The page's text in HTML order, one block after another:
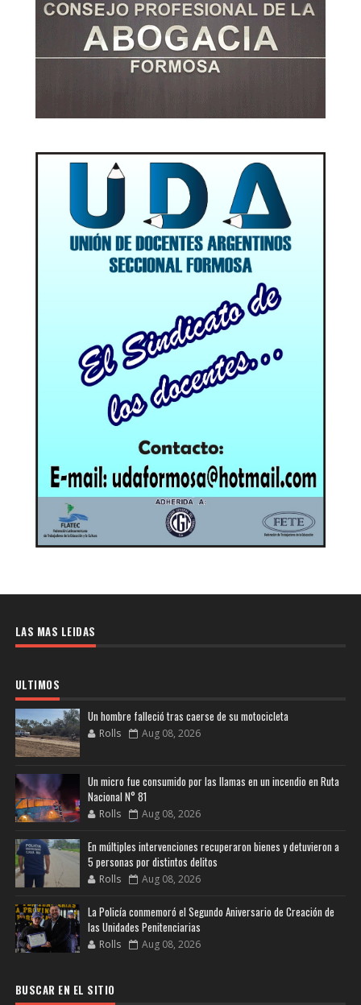
LAS MAS LEIDAS
ULTIMOS
Un hombre falleció tras caerse de su motocicleta
Rolls Aug 08, 2026
Un micro fue consumido por las llamas en un incendio en Ruta
Nacional N° 81
Rolls Aug 08, 2026
En múltiples intervenciones recuperaron bienes y detuvieron a
5 personas por distintos delitos
Rolls Aug 08, 2026
La Policía conmemoró el Segundo Aniversario de Creación de
las Unidades Penitenciarias
Rolls Aug 08, 2026
BUSCAR EN EL SITIO